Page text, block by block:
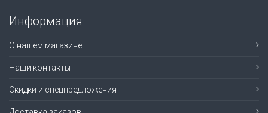
Информация
О нашем магазине
Наши контакты
Скидки и спецпредложения